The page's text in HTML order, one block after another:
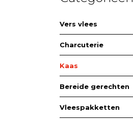
Vers vlees
Charcuterie
Kaas
Bereide gerechten
Vleespakketten